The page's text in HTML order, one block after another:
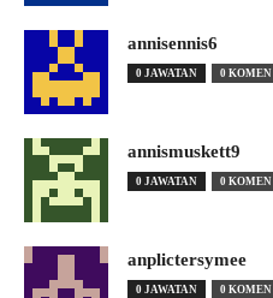
annisennis6
0 JAWATAN 0 KOMEN
annismuskett9
0 JAWATAN 0 KOMEN
anplictersymee
0 JAWATAN 0 KOMEN